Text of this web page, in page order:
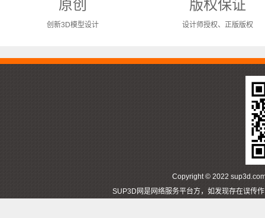
原创
创新3D模型设计
版权保证
设计师授权、正版版权
Copyright © 2022
SUP3D网是网络服务平台方，如发现存在误传